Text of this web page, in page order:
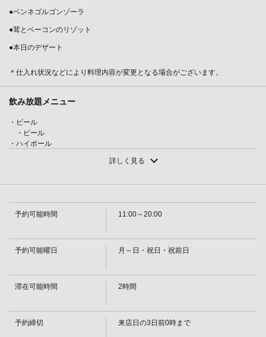
●ペンネゴルゴンゾーラ
●茸とベーコンのリゾット
●本日のデザート
＊仕入れ状況などにより料理内容が変更となる場合がございます。
飲み放題メニュー
・ビール
・ビール
・ハイボール
り・お湯割り）
・梅酒（ソーダ・水割り・ロック）
・カクテル/サワー
ウーロン/カンパリオレンジ/カンパリソーダ/ウーロンハイ
・ソフトドリンク
詳しく見る
予約可能時間 11:00～20:00
予約可能曜日 月～日・祝日・祝前日
滞在可能時間 2時間
予約締切 来店日の3日前0時まで
この店舗情報をシェアする
| ティアラインローズ フラワーアンドカフェ
愛知県名古屋市中区錦２-5-33 錦21号館1F
https://tiara-in-rose-nishiki.owst.jp/courses/210691704
お店情報をコピー